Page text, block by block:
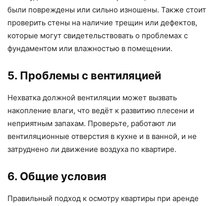
были повреждены или сильно изношены. Также стоит
проверить стены на наличие трещин или дефектов,
которые могут свидетельствовать о проблемах с
фундаментом или влажностью в помещении.
5. Проблемы с вентиляцией
Нехватка должной вентиляции может вызвать
накопление влаги, что ведёт к развитию плесени и
неприятным запахам. Проверьте, работают ли
вентиляционные отверстия в кухне и в ванной, и не
затруднено ли движение воздуха по квартире.
6. Общие условия
Правильный подход к осмотру квартиры при аренде